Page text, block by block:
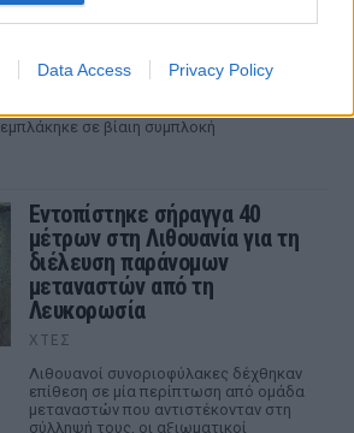
Data Access Privacy Policy
Δημοκρατικών στη Χαβάη
τον Κίριλ Μπάσιν, υποψήφιο των
σε βίαιη συμπλοκή
Εντοπίστηκε σήραγγα 40
μέτρων στη Λιθουανία για τη
διέλευση παράνομων
μεταναστών από τη
Λευκορωσία
ΧΤΕΣ
Λιθουανοί συνοριοφύλακες δέχθηκαν
επίθεση σε μία περίπτωση από ομάδα
μεταναστών που αντιστέκονταν στη
σύλληψή τους, οι αξιωματικοί